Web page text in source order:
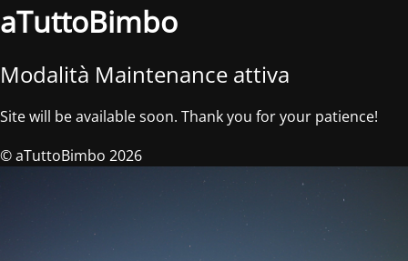
aTuttoBimbo
Modalità Maintenance attiva
Site will be available soon. Thank you for your patience!
© aTuttoBimbo 2026